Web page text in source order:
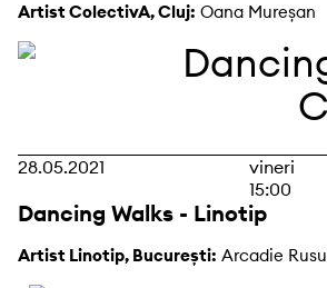
Artist ColectivA, Cluj: Oana Mureșan
28.05.2021
vineri
15:00
Dancing Walks - Linotip
Artist Linotip, București: Arcadie Rusu